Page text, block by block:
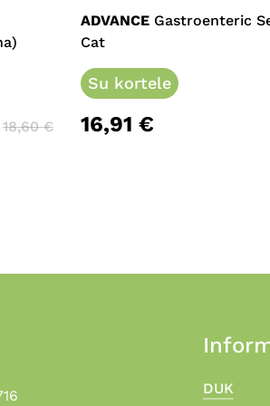
18,60€
multiple
variants.
options
may
be
ADVANCE Gastroenteric
Cat
Su kortele
16,91 €
DUK